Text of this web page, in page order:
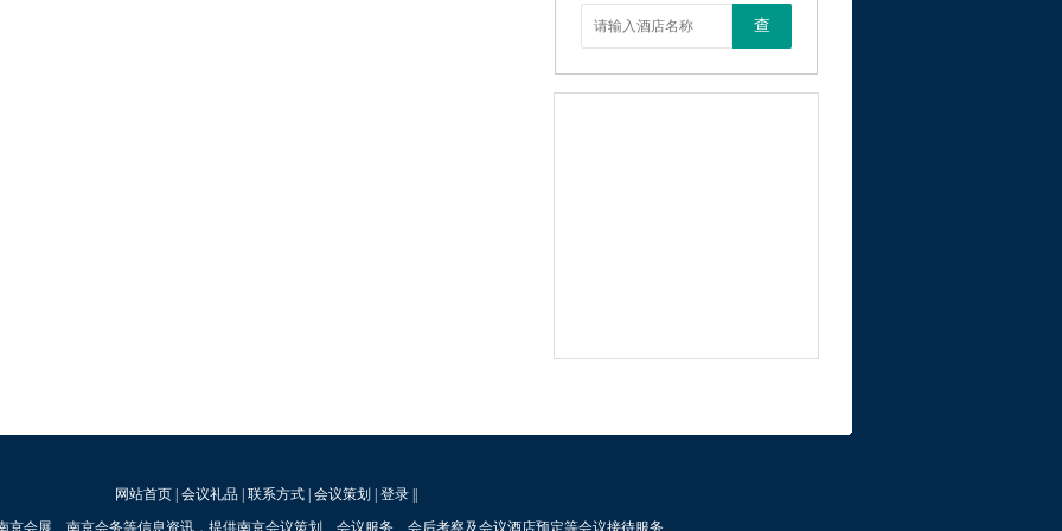
查
网站首页| 会议礼品| 联系方式| 会议策划 登录||
京会展、南京会务等信息资讯，提供南京会议策划、会议服务、会后考察及会议酒店预定等会议接待服务